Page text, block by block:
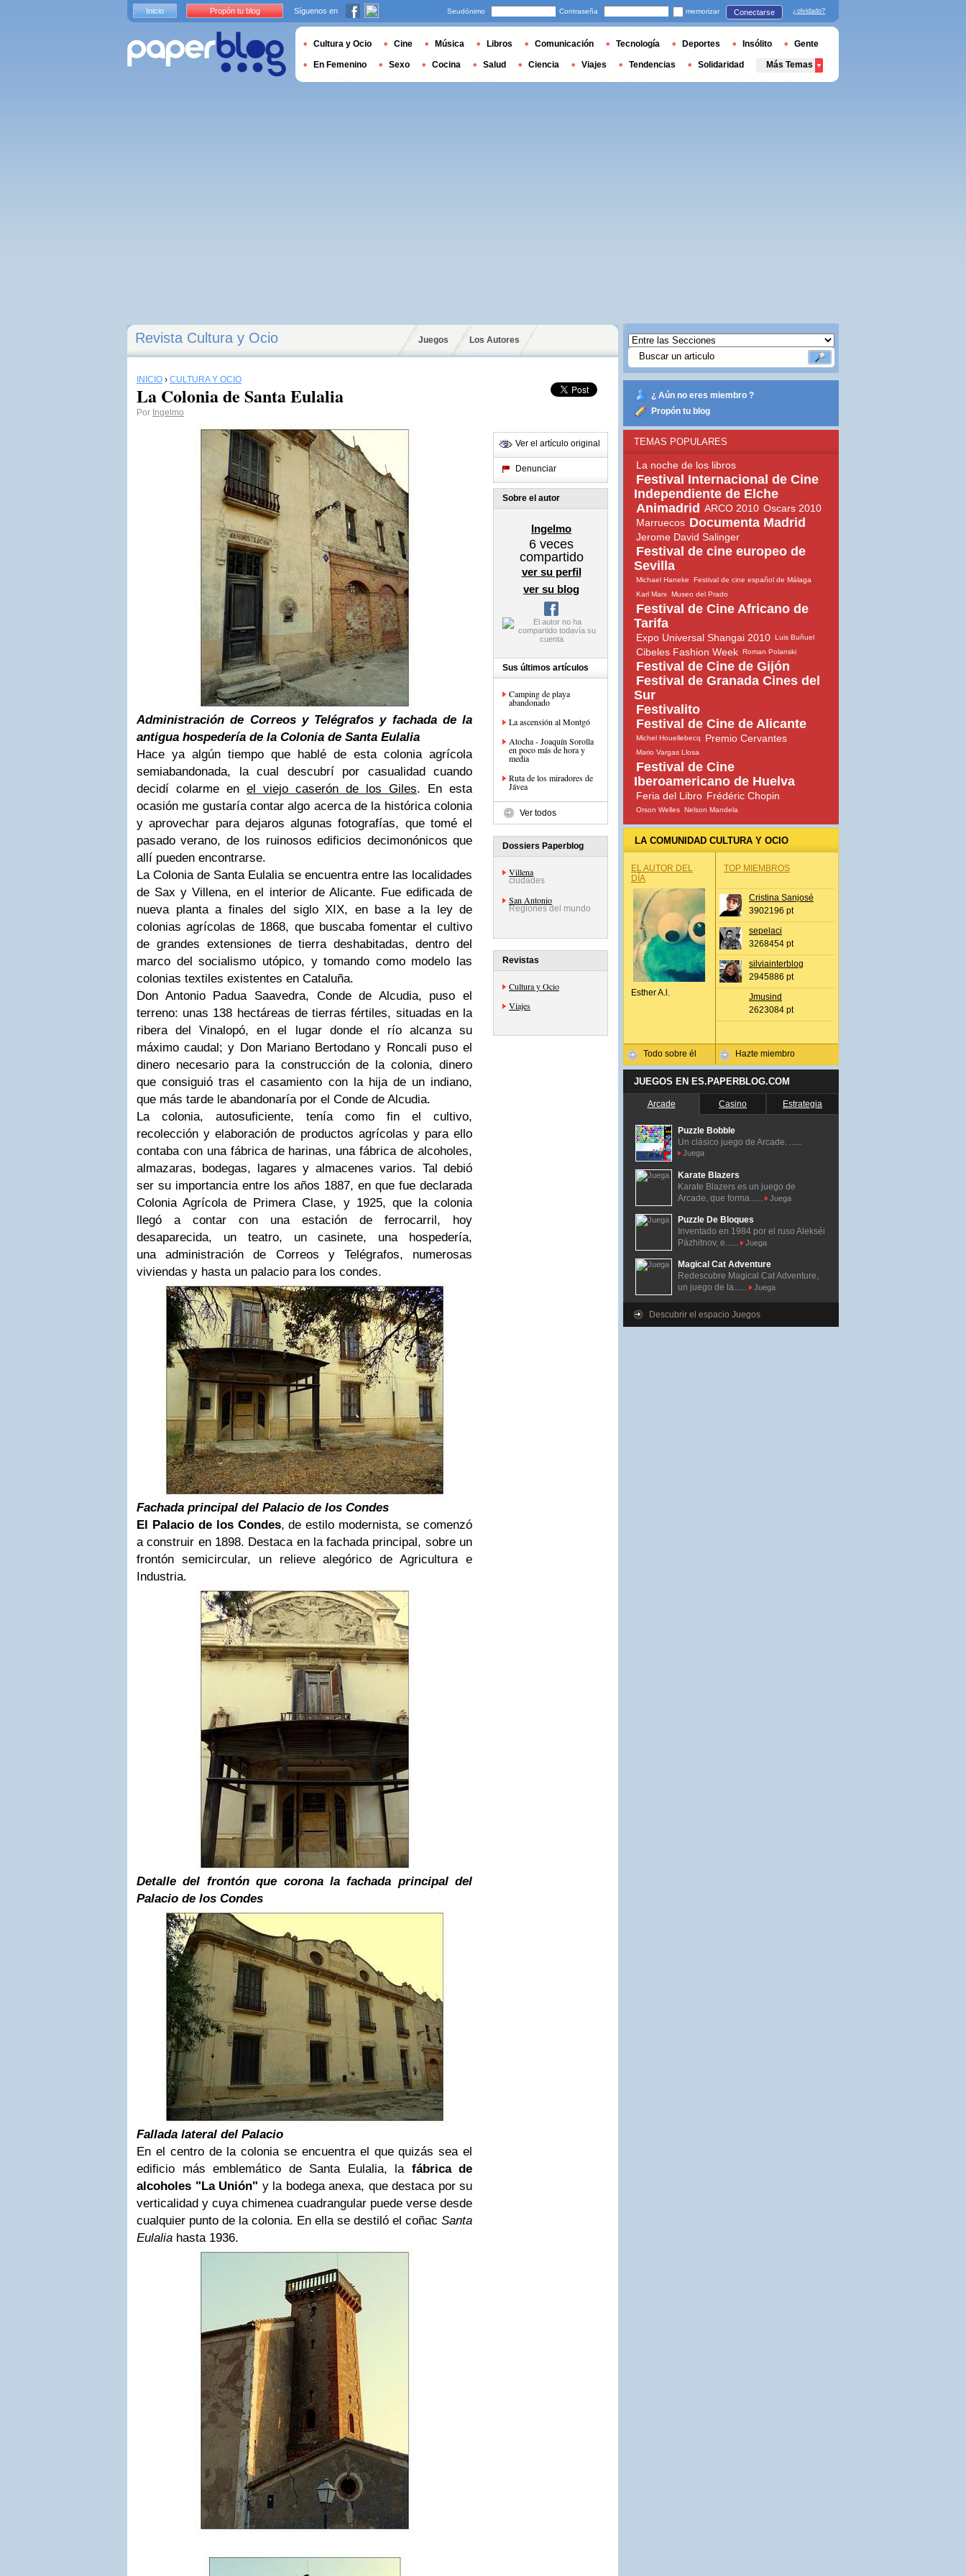
Revista Cultura y Ocio Juegos Los Autores
INICIO › CULTURA Y OCIO
La Colonia de Santa Eulalia
Por Ingelmo
Administración de Correos y Telégrafos y fachada de la
antigua hospedería de la Colonia de Santa Eulalia
Hace ya algún tiempo que hablé de esta colonia agrícola
semiabandonada, la cual descubrí por casualidad cuando
decidí colarme en el viejo caserón de los Giles. En esta
ocasión me gustaría contar algo acerca de la histórica colonia
y aprovechar para dejaros algunas fotografías, que tomé el
pasado verano, de los ruinosos edificios decimonónicos que
allí pueden encontrarse.
La Colonia de Santa Eulalia se encuentra entre las localidades
de Sax y Villena, en el interior de Alicante. Fue edificada de
nueva planta a finales del siglo XIX, en base a la ley de
colonias agrícolas de 1868, que buscaba fomentar el cultivo
de grandes extensiones de tierra deshabitadas, dentro del
marco del socialismo utópico, y tomando como modelo las
colonias textiles existentes en Cataluña.
Don Antonio Padua Saavedra, Conde de Alcudia, puso el
terreno: unas 138 hectáreas de tierras fértiles, situadas en la
ribera del Vinalopó, en el lugar donde el río alcanza su
máximo caudal; y Don Mariano Bertodano y Roncali puso el
dinero necesario para la construcción de la colonia, dinero
que consiguió tras el casamiento con la hija de un indiano,
que más tarde le abandonaría por el Conde de Alcudia.
La colonia, autosuficiente, tenía como fin el cultivo,
recolección y elaboración de productos agrícolas y para ello
contaba con una fábrica de harinas, una fábrica de alcoholes,
almazaras, bodegas, lagares y almacenes varios. Tal debió
ser su importancia entre los años 1887, en que fue declarada
Colonia Agrícola de Primera Clase, y 1925, que la colonia
llegó a contar con una estación de ferrocarril, hoy
desaparecida, un teatro, un casinete, una hospedería,
una administración de Correos y Telégrafos, numerosas
viviendas y hasta un palacio para los condes.
Fachada principal del Palacio de los Condes
El Palacio de los Condes, de estilo modernista, se comenzó
a construir en 1898. Destaca en la fachada principal, sobre un
frontón semicircular, un relieve alegórico de Agricultura e
Industria.
Detalle del frontón que corona la fachada principal del
Palacio de los Condes
Fallada lateral del Palacio
En el centro de la colonia se encuentra el que quizás sea el
edificio más emblemático de Santa Eulalia, la fábrica de
alcoholes "La Unión" y la bodega anexa, que destaca por su
verticalidad y cuya chimenea cuadrangular puede verse desde
cualquier punto de la colonia. En ella se destiló el coñac Santa
Eulalia hasta 1936.
Ver el artículo original
Denunciar
Sobre el autor
Ingelmo
6 veces
compartido
ver su perfil
ver su blog
Sus últimos artículos
Camping de playa
abandonado
La ascensión al Montgó
Atocha - Joaquín Sorolla
en poco más de hora y
media
Ruta de los miradores de
Jávea
Ver todos
Dossiers Paperblog
Villena
ciudades
San Antonio
Regiones del mundo
Revistas
Cultura y Ocio
Viajes
¿ Aún no eres miembro ?
Propón tu blog
TEMAS POPULARES
La noche de los libros
Festival Internacional de Cine
Independiente de Elche
Animadrid ARCO 2010 Oscars 2010
Marruecos Documenta Madrid
Jerome David Salinger
Festival de cine europeo de
Sevilla
Michael Haneke
Festival de cine español de Málaga
Karl Marx Museo del Prado
Festival de Cine Africano de
Tarifa
Expo Universal Shangai 2010 Luis Buñuel
Cibeles Fashion Week Roman Polanski
Festival de Cine de Gijón
Festival de Granada Cines del
Sur
Festivalito
Festival de Cine de Alicante
Michel Houellebecq Premio Cervantes
Mario Vargas Llosa
Festival de Cine
Iberoamericano de Huelva
Feria del Libro Frédéric Chopin
Orson Welles Nelson Mandela
LA COMUNIDAD CULTURA Y OCIO
EL AUTOR DEL
DÍA
Esther A.l.
Todo sobre él
TOP MIEMBROS
Cristina Sanjosé
3902196 pt
sepelaci
3268454 pt
silviainterblog
2945886 pt
Jmusind
2623084 pt
Hazte miembro
JUEGOS EN ES.PAPERBLOG.COM
Arcade Casino Estrategia
Puzzle Bobble
Un clásico juego de Arcade. ......
Juega
Karate Blazers
Karate Blazers es un juego de
Arcade, que forma......
Juega
Puzzle De Bloques
Inventado en 1984 por el ruso Alekséi
Pázhitnov, e......
Juega
Magical Cat Adventure
Redescubre Magical Cat Adventure,
un juego de la......
Juega
Descubrir el espacio Juegos
Inicio Propón tu blog Síguenos en Seudónimo Contraseña memorizar Conectarse ¿olvidado?
Cultura y Ocio Cine Música Libros Comunicación Tecnología Deportes Insólito Gente
En Femenino Sexo Cocina Salud Ciencia Viajes Tendencias Solidaridad Más Temas